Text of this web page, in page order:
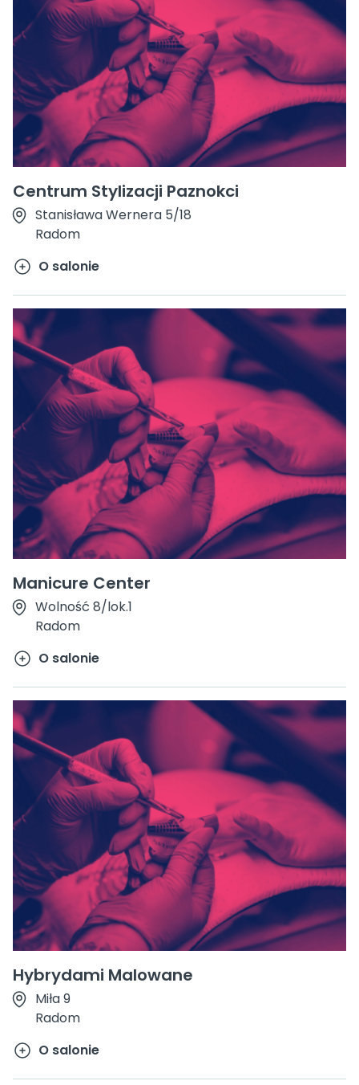
Centrum Stylizacji Paznokci
Stanisława Wernera 5/18
Radom
O salonie
Manicure Center
Wolność 8/lok.1
Radom
O salonie
Hybrydami Malowane
Miła 9
Radom
O salonie